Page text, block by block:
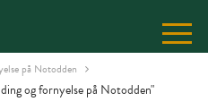
på Notodden
og fornyelse på Notodden"